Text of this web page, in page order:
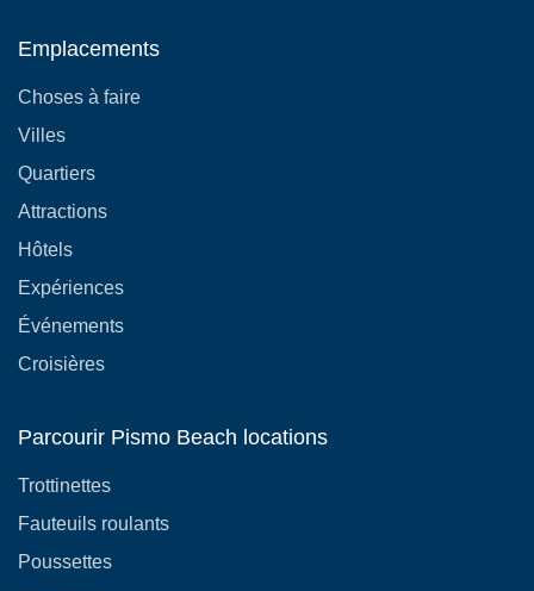
Emplacements
Choses à faire
Villes
Quartiers
Attractions
Hôtels
Expériences
Événements
Croisières
Parcourir Pismo Beach locations
Trottinettes
Fauteuils roulants
Poussettes